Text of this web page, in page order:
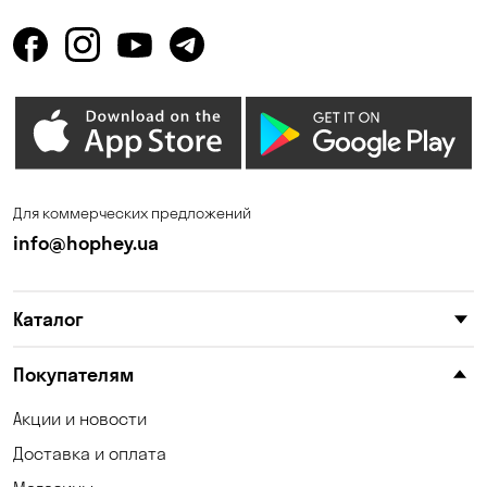
Для коммерческих предложений
info@hophey.ua
Каталог
Покупателям
Акции и новости
Доставка и оплата